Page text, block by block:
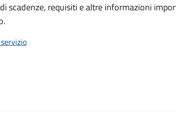
scadenze, requisiti e altre informazioni